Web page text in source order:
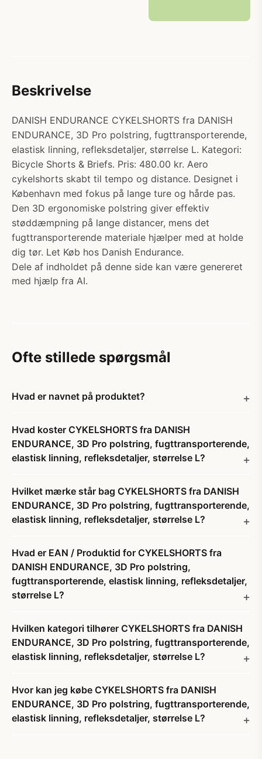
Beskrivelse
DANISH ENDURANCE CYKELSHORTS fra DANISH
ENDURANCE, 3D Pro polstring, fugttransporterende,
elastisk linning, refleksdetaljer, størrelse L. Kategori:
Bicycle Shorts & Briefs. Pris: 480.00 kr. Aero
cykelshorts skabt til tempo og distance. Designet i
København med fokus på lange ture og hårde pas.
Den 3D ergonomiske polstring giver effektiv
støddæmpning på lange distancer, mens det
fugttransporterende materiale hjælper med at holde
dig tør. Let Køb hos Danish Endurance.
Dele af indholdet på denne side kan være genereret
med hjælp fra AI.
Ofte stillede spørgsmål
Hvad er navnet på produktet?
Hvad koster CYKELSHORTS fra DANISH
ENDURANCE, 3D Pro polstring, fugttransporterende,
elastisk linning, refleksdetaljer, størrelse L?
Hvilket mærke står bag CYKELSHORTS fra DANISH
ENDURANCE, 3D Pro polstring, fugttransporterende,
elastisk linning, refleksdetaljer, størrelse L?
Hvad er EAN / Produktid for CYKELSHORTS fra
DANISH ENDURANCE, 3D Pro polstring,
fugttransporterende, elastisk linning, refleksdetaljer,
størrelse L?
Hvilken kategori tilhører CYKELSHORTS fra DANISH
ENDURANCE, 3D Pro polstring, fugttransporterende,
elastisk linning, refleksdetaljer, størrelse L?
Hvor kan jeg købe CYKELSHORTS fra DANISH
ENDURANCE, 3D Pro polstring, fugttransporterende,
elastisk linning, refleksdetaljer, størrelse L?